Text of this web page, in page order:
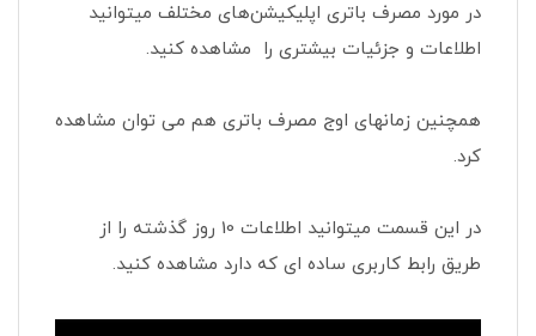
در مورد مصرف باتری اپلیکیشن‌های مختلف میتوانید
اطلاعات و جزئیات بیشتری را مشاهده کنید.
همچنین زمانهای اوج مصرف باتری هم می توان مشاهده
کرد.
در این قسمت میتوانید اطلاعات 10 روز گذشته را از
طریق رابط کاربری ساده ای که دارد مشاهده کنید.